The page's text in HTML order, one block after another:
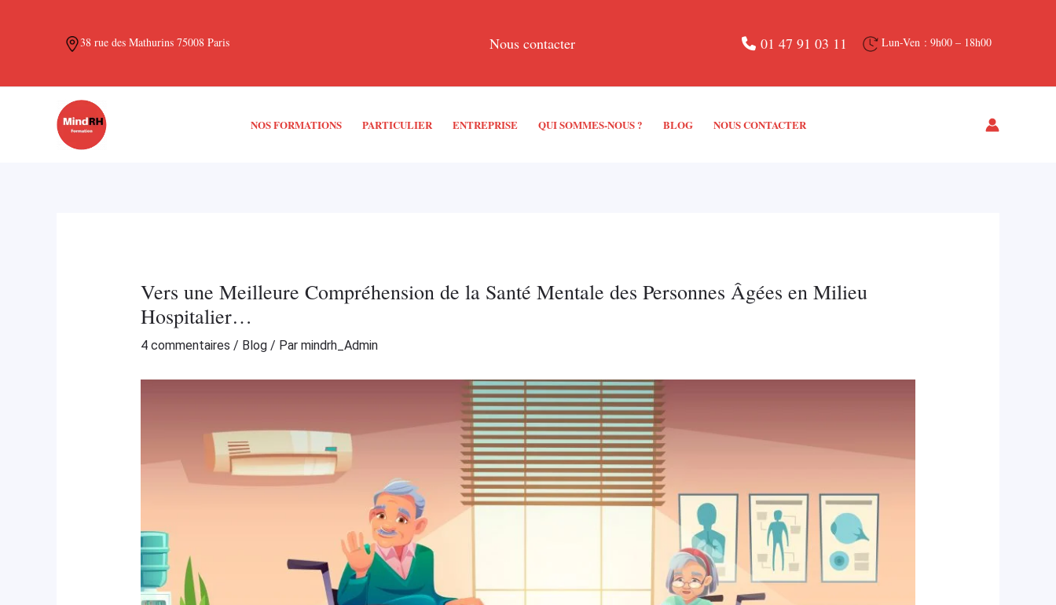
38 rue des Mathurins 75008 Paris Nous contacter 01 47 91 03 11 Lun-Ven : 9h00 – 18h00
NOS FORMATIONS PARTICULIER ENTREPRISE QUI SOMMES-NOUS ? BLOG NOUS CONTACTER
Vers une Meilleure Compréhension de la Santé Mentale des Personnes Âgées en Milieu
Hospitalier…
4 commentaires / Blog/ Par mindrh_Admin
articles